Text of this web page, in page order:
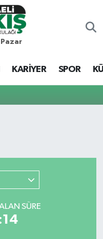
KARİYER SPOR
SÜRE